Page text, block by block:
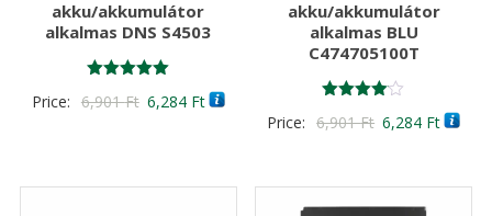
akku/akkumulátor
alkalmas DNS S4503
5.00
Price: 6,901Ft Original
6,901 Ft
6,284 FtCurrent
6,284 Ft
akku/akkumulátor
alkalmas BLU
C474705100T
4.00
Price: 6,901Ft Original
6,901 Ft
6,284 FtCurrent